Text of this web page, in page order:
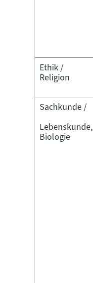
Ethik /
Religion
Sachkunde /
Lebenskunde,
Biologie